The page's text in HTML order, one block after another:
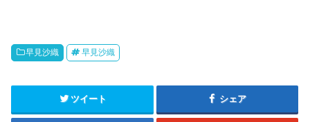
早見沙織 早見沙織
ツイート シェア